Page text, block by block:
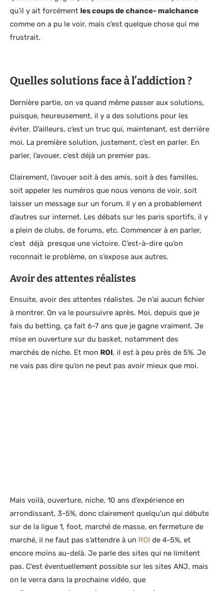
qu’il y ait forcément les coups de chance- malchance
comme on a pu le voir, mais c’est quelque chose qui me
frustrait.
Quelles solutions face à l’addiction ?
Dernière partie, on va quand même passer aux solutions,
puisque, heureusement, il y a des solutions pour les
éviter. D’ailleurs, c’est un truc qui, maintenant, est derrière
moi. La première solution, justement, c’est en parler. En
parler, l’avouer, c’est déjà un premier pas.
Clairement, l’avouer soit à des amis, soit à des familles,
soit appeler les numéros que nous venons de voir, soit
laisser un message sur un forum. Il y en a probablement
d’autres sur internet. Les débats sur les paris sportifs, il y
a plein de clubs, de forums, etc. Commencer à en parler,
c’est déjà presque une victoire. C’est-à-dire qu’on
reconnait le problème, on s’expose aux autres.
Avoir des attentes réalistes
Ensuite, avoir des attentes réalistes. Je n’ai aucun fichier
à montrer. On va le poursuivre après. Moi, depuis que je
fais du betting, ça fait 6-7 ans que je gagne vraiment. Je
mise en ouverture sur du basket, notamment des
marchés de niche. Et mon ROI, il est à peu près de 5%. Je
ne vais pas dire qu’on ne peut pas avoir mieux que moi.
Mais voilà, ouverture, niche, 10 ans d’expérience en
arrondissant, 3-5%, donc clairement quelqu’un qui débute
sur de la ligue 1, foot, marché de masse, en fermeture de
marché, il ne faut pas s’attendre à un ROI de 4-5%, et
encore moins au-delà. Je parle des sites qui ne limitent
pas. C’est éventuellement possible sur les sites ANJ, mais
on le verra dans la prochaine vidéo, que